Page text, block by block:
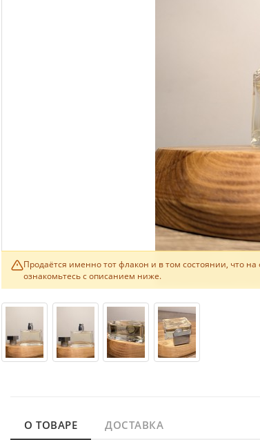
Продаётся именно тот флакон и в том состоянии, что
ознакомьтесь с описанием ниже.
О ТОВАРЕ ДОСТАВКА